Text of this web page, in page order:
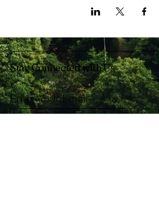
Stay Connected with Us
Enter Your Email